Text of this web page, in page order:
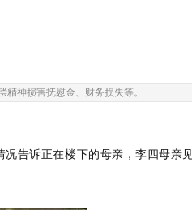
神损害抚慰金、财务损失等。
告诉正在楼下的母亲，李四母亲